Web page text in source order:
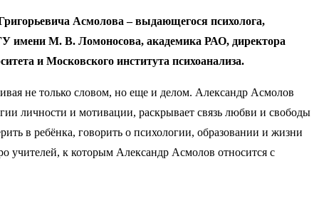
Асмолова – выдающегося психолога,
имени М. В. Ломоносова, академика РАО, директора
и Московского института психоанализа.
не только словом, но еще и делом. Александр Асмолов
личности и мотивации, раскрывает связь любви и свободы
в ребёнка, говорить о психологии, образовании и жизни
учителей, к которым Александр Асмолов относится с